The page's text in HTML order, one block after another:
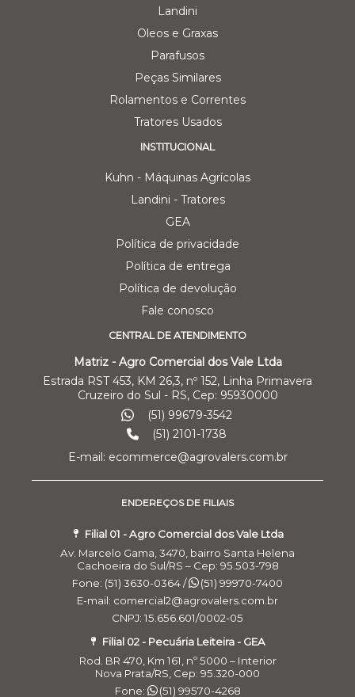
Landini
Oleos e Graxas
Parafusos
Peças Similares
Rolamentos e Correntes
Tratores Usados
INSTITUCIONAL
Kuhn - Máquinas Agrícolas
Landini - Tratores
GEA
Política de privacidade
Política de entrega
Política de devolução
Fale conosco
CENTRAL DE ATENDIMENTO
Matriz - Agro Comercial dos Vale Ltda
Estrada RST 453, KM 26,3, nº 152, Linha Primavera
Cruzeiro do Sul - RS, Cep: 95930000
(51) 99679-3542
(51) 2101-1738
E-mail: ecommerce@agrovalers.com.br
ENDEREÇOS DE FILIAIS
Filial 01 - Agro Comercial dos Vale Ltda
Av. Marcelo Gama, 3470, bairro Santa Helena
Cachoeira do Sul/RS – Cep: 95.503-798
Fone: (51) 3630-0364 /
(51) 99970-7400
E-mail: comercial2@agrovalers.com.br
CNPJ: 15.656.601/0002-05
Filial 02 - Pecuária Leiteira - GEA
Rod. BR 470, Km 161, nº 5000 – Interior
Nova Prata/RS, Cep: 95.320-000
Fone:
(51) 99570-4268